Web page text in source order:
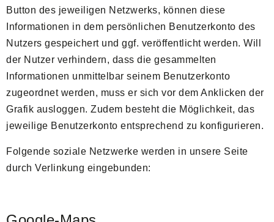
Button des jeweiligen Netzwerks, können diese
Informationen in dem persönlichen Benutzerkonto des
Nutzers gespeichert und ggf. veröffentlicht werden. Will
der Nutzer verhindern, dass die gesammelten
Informationen unmittelbar seinem Benutzerkonto
zugeordnet werden, muss er sich vor dem Anklicken der
Grafik ausloggen. Zudem besteht die Möglichkeit, das
jeweilige Benutzerkonto entsprechend zu konfigurieren.
Folgende soziale Netzwerke werden in unsere Seite
durch Verlinkung eingebunden: